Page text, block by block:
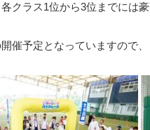
クラス1位から3位までには
催予定となっていますので